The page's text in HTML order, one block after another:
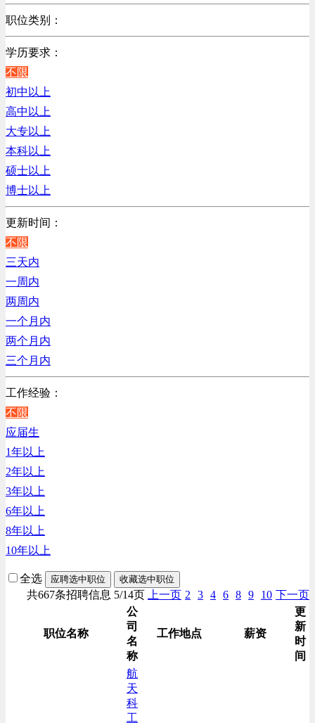
不限
北京
广东
江苏
陕西
浙江
辽宁
上海
职位类别：
不限
机械制造/仪器仪表类
计算机硬件类
销售管理类
计算机软件类
贸易/物流/仓储/采购类
客服及凯发娱乐网址的技术支持类
高级管理类
电子/电器/半导体类
电力电气/能源/自动化
程序/语言开发类
行政/后勤/文秘类
销售类
人力资源类
互联网/电子商务/游戏类
建筑装潢/市政建设类
通信/移动互联网/手机类
技工/维修类
房地产开发/物业管理类
生产/加工/认证类
综合技术类
汽车/交通类
财务/审计/税务类
学历要求：
不限
初中以上
高中以上
大专以上
本科以上
硕士以上
博士以上
更新时间：
不限
三天内
一周内
两周内
一个月内
两个月内
三个月内
工作经验：
不限
应届生
1年以上
2年以上
3年以上
6年以上
8年以上
10年以上
全选 应聘选中职位 收藏选中职位
共667条招聘信息 5/14页 上一页 2 3 4 6 8 9 10 下一页
职位名称
公
司
名
称
工作地点 薪资
更
新
时
间
航
天
科
工